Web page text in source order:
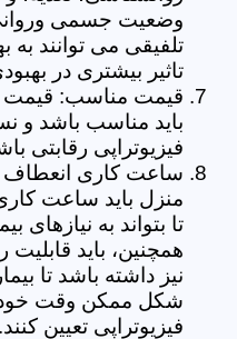
وضعیت جسمی
تلفیقی می توانند به
تاثیر بیشتری در
قیمت مناسب: قیمت
باید مناسب باشد و
فیزیوتراپی رقابتی
ساعت کاری انعطاف
منزل باید ساعت
تا بتواند به نیازهای
همچنین، باید قابلیت
نیز داشته باشد تا
شکل ممکن وقت خود
فیزیوتراپی تعیین کنند.